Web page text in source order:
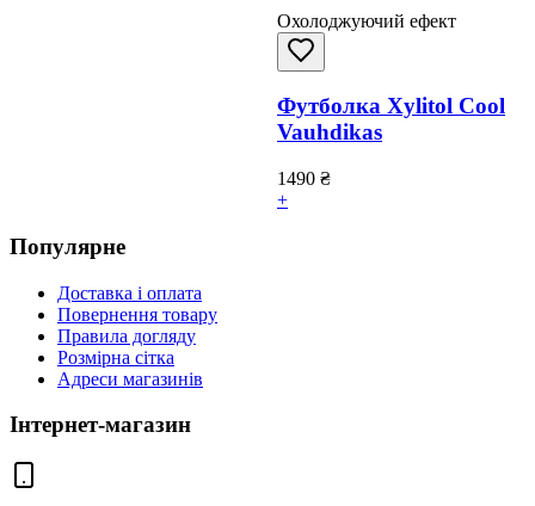
Охолоджуючий ефект
Футболка Xylitol Cool
Vauhdikas
1490 ₴
+
Популярне
Доставка і оплата
Повернення товару
Правила догляду
Розмірна сітка
Адреси магазинів
Інтернет-магазин